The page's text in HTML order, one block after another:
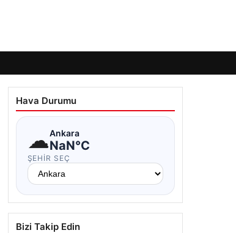
Hava Durumu
☁Ankara
NaN°C
ŞEHIR SEÇ
Bizi Takip Edin